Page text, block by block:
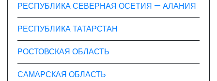
РЕСПУБЛИКА СЕВЕРНАЯ ОСЕТИЯ — АЛАНИЯ
РЕСПУБЛИКА ТАТАРСТАН
РОСТОВСКАЯ ОБЛАСТЬ
САМАРСКАЯ ОБЛАСТЬ